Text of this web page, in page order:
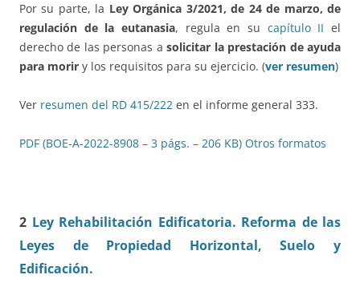
Por su parte, la Ley Orgánica 3/2021, de 24 de marzo, de
regulación de la eutanasia, regula en su capítulo II el
derecho de las personas asolicitar la prestación de ayuda
para morir y los requisitos para su ejercicio. (ver resumen)
Ver resumen del RD 415/222 en el informe general 333.
PDF (BOE-A-2022-8908 – 3 págs. – 206 KB) Otros formatos
2 Ley Rehabilitación Edificatoria. Reforma de las
Leyes de Propiedad Horizontal, Suelo y
Edificación.